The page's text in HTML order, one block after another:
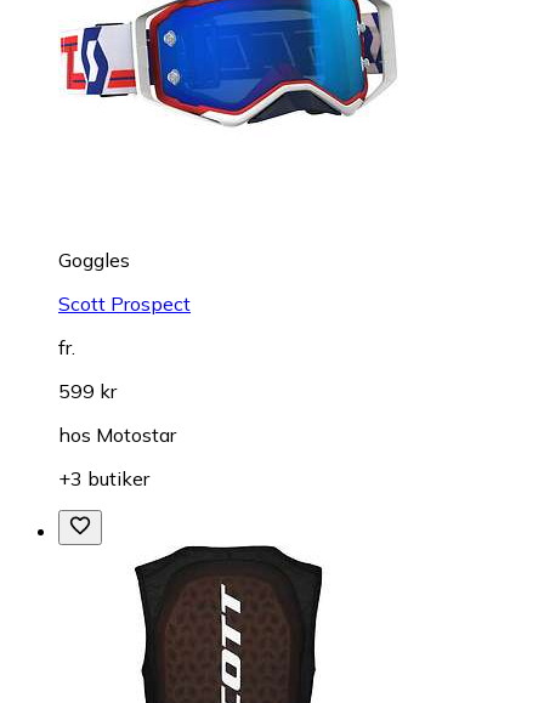
Goggles
Scott Prospect
fr.
599 kr
hos Motostar
+3 butiker